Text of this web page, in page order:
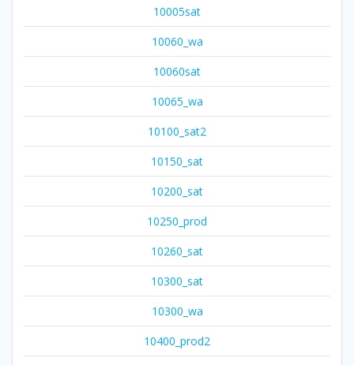
10005sat
10060_wa
10060sat
10065_wa
10100_sat2
10150_sat
10200_sat
10250_prod
10260_sat
10300_sat
10300_wa
10400_prod2